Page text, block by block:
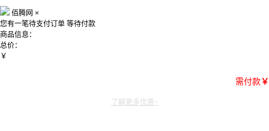
佰腾网 ×
您有一笔待支付订单 等待付款
商品信息：
总价：
￥
需付款￥
了解更多优惠~